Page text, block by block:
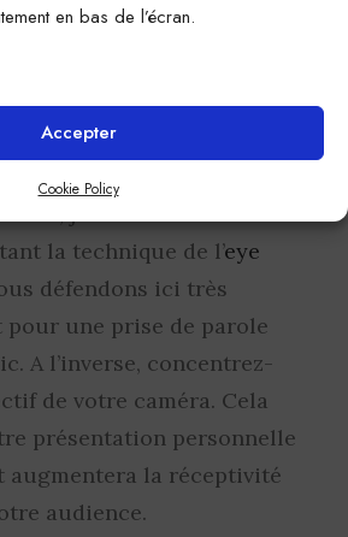
en bas de l’écran.
Accepter
Cookie Policy
vous êtes en train de faire
même temps que vous
face caméra étant un
la technique de l’eye
défendons ici très
une prise de parole
A l’inverse, concentrez-
de votre caméra. Cela
présentation personnelle
augmentera la réceptivité
audience.